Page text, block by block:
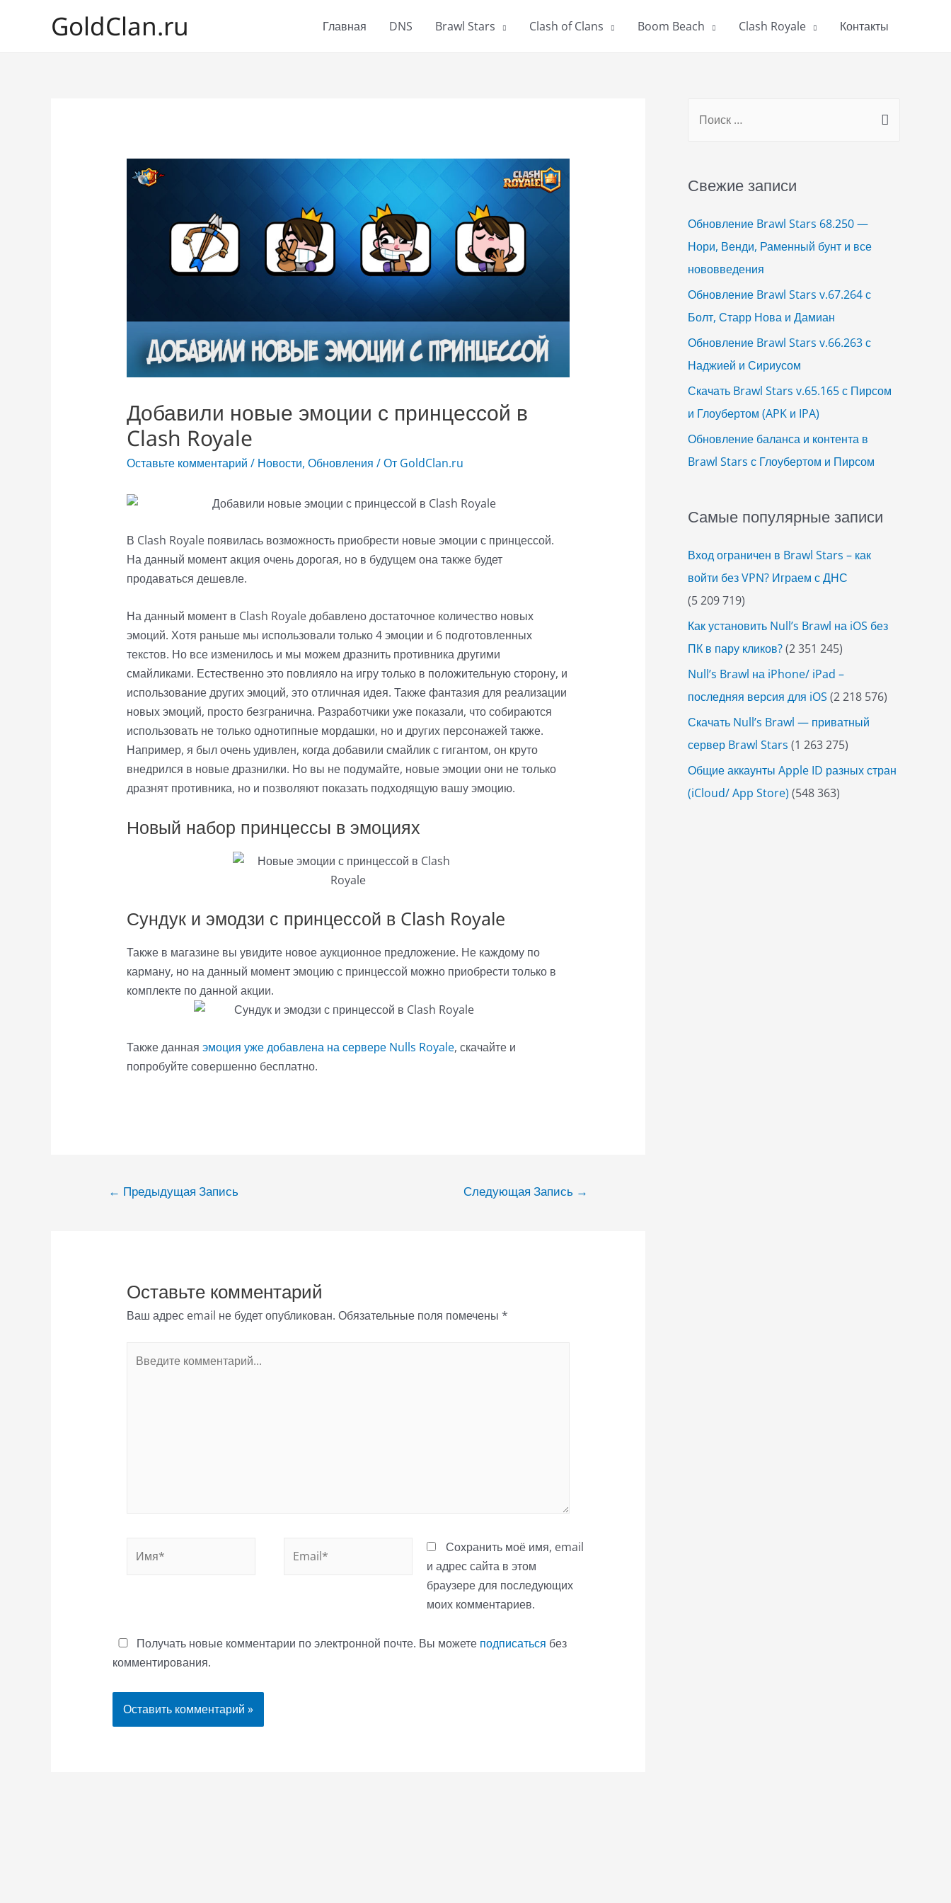
GoldClan.ru Главная DNS Brawl Stars Clash of Clans Boom Beach Clash Royale Контакты
Добавили новые эмоции с принцессой в
Clash Royale
Оставьте комментарий / Новости, Обновления / От GoldClan.ru
В Clash Royale появилась возможность приобрести новые эмоции с принцессой.
На данный момент акция очень дорогая, но в будущем она также будет
продаваться дешевле.
На данный момент в Clash Royale добавлено достаточное количество новых
эмоций. Хотя раньше мы использовали только 4 эмоции и 6 подготовленных
текстов. Но все изменилось и мы можем дразнить противника другими
смайликами. Естественно это повлияло на игру только в положительную сторону, и
использование других эмоций, это отличная идея. Также фантазия для реализации
новых эмоций, просто безгранична. Разработчики уже показали, что собираются
использовать не только однотипные мордашки, но и других персонажей также.
Например, я был очень удивлен, когда добавили смайлик с гигантом, он круто
внедрился в новые дразнилки. Но вы не подумайте, новые эмоции они не только
дразнят противника, но и позволяют показать подходящую вашу эмоцию.
Новый набор принцессы в эмоциях
Сундук и эмодзи с принцессой в Clash Royale
Также в магазине вы увидите новое аукционное предложение. Не каждому по
карману, но на данный момент эмоцию с принцессой можно приобрести только в
комплекте по данной акции.
Также данная эмоция уже добавлена на сервере Nulls Royale, скачайте и
попробуйте совершенно бесплатно.
Навигация
← Предыдущая Запись Следующая Запись →
Оставьте комментарий
Ваш адрес email не будет опубликован. Обязательные поля помечены *
комментарий...
Сохранить моё имя, email
и адрес сайта в этом
браузере для последующих
моих комментариев.
Получать новые комментарии по электронной почте. Вы можете подписаться без
комментирования.
r
h
f
o
r
:
Свежие записи
Обновление Brawl Stars 68.250 —
Нори, Венди, Раменный бунт и все
нововведения
Обновление Brawl Stars v.67.264 с
Болт, Старр Нова и Дамиан
Обновление Brawl Stars v.66.263 с
Наджией и Сириусом
Скачать Brawl Stars v.65.165 с Пирсом
и Глоубертом (APK и IPA)
Обновление баланса и контента в
Brawl Stars с Глоубертом и Пирсом
Самые популярные записи
Вход ограничен в Brawl Stars – как
войти без VPN? Играем с ДНС
(5 209 719)
Как установить Null’s Brawl на iOS без
ПК в пару кликов?(2 351 245)
Null’s Brawl на iPhone/ iPad –
последняя версия для iOS (2 218 576)
Скачать Null’s Brawl — приватный
сервер Brawl Stars (1 263 275)
Общие аккаунты Apple ID разных стран
(iCloud/ App Store) (548 363)